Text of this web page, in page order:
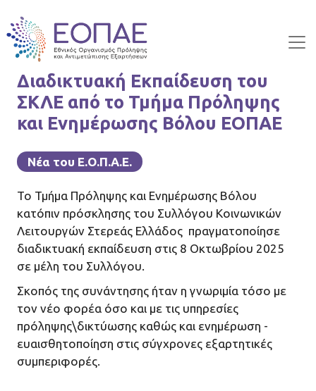
Διαδικτυακή Εκπαίδευση του
ΣΚΛΕ από το Τμήμα Πρόληψης
και Ενημέρωσης Βόλου ΕΟΠΑΕ
Νέα του Ε.Ο.Π.Α.Ε.
Το Τμήμα Πρόληψης και Ενημέρωσης Βόλου
κατόπιν πρόσκλησης του Συλλόγου Κοινωνικών
Λειτουργών Στερεάς Ελλάδος πραγματοποίησε
διαδικτυακή εκπαίδευση στις 8 Οκτωβρίου 2025
σε μέλη του Συλλόγου.
Σκοπός της συνάντησης ήταν η γνωριμία τόσο με
τον νέο φορέα όσο και με τις υπηρεσίες
πρόληψης\δικτύωσης καθώς και ενημέρωση -
ευαισθητοποίηση στις σύγχρονες εξαρτητικές
συμπεριφορές.